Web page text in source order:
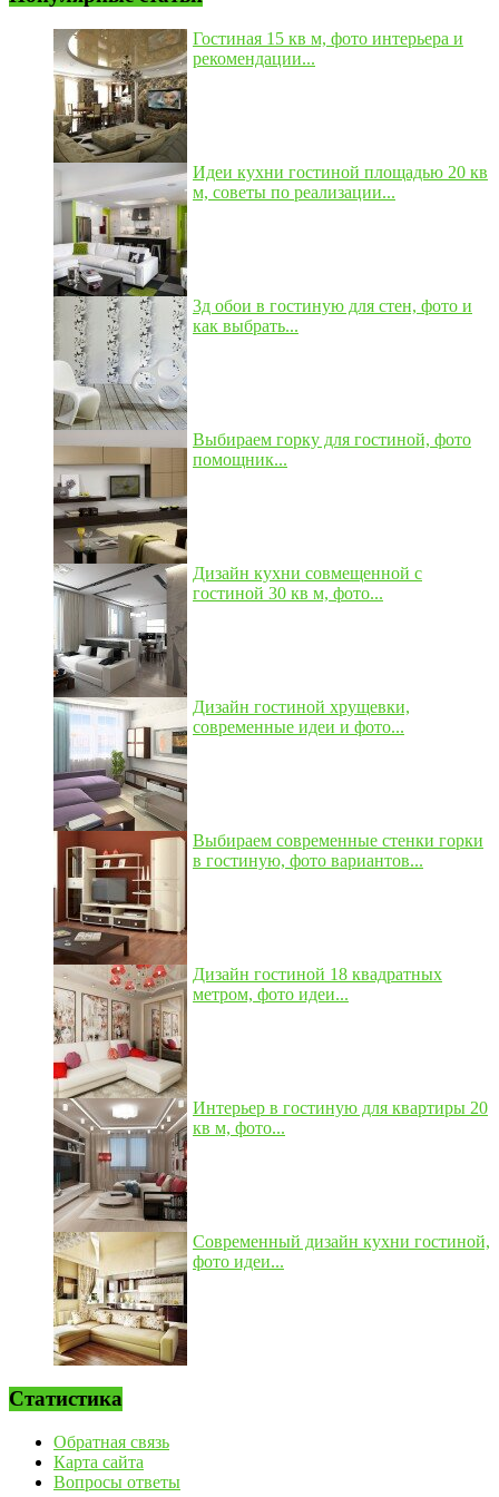
Гостиная 15 кв м, фото интерьера и
рекомендации...
Идеи кухни гостиной площадью 20 кв
м, советы по реализации...
3д обои в гостиную для стен, фото и
как выбрать...
Выбираем горку для гостиной, фото
помощник...
Дизайн кухни совмещенной с
гостиной 30 кв м, фото...
Дизайн гостиной хрущевки,
современные идеи и фото...
Выбираем современные стенки горки
в гостиную, фото вариантов...
Дизайн гостиной 18 квадратных
метром, фото идеи...
Интерьер в гостиную для квартиры 20
кв м, фото...
Современный дизайн кухни гостиной,
фото идеи...
Статистика
Обратная связь
Карта сайта
Вопросы ответы